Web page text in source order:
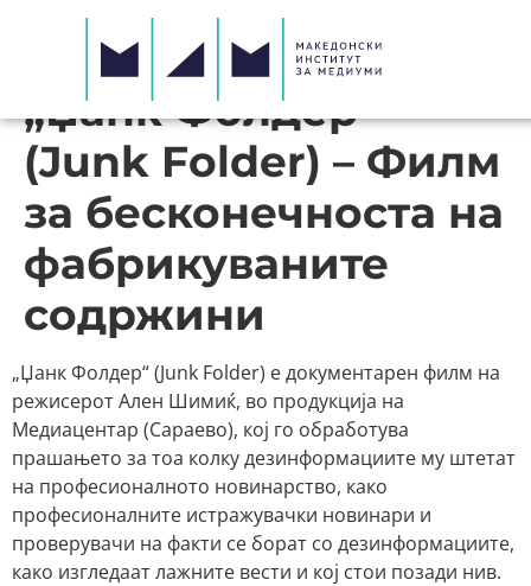
„Џанк Фолдер“
(Junk Folder) – Филм
за бесконечноста на
фабрикуваните
содржини
„Џанк Фолдер“ (Junk Folder) e документарен филм на
режисерот Ален Шимиќ, во продукција на
Медиацентар (Сараево), кој го обработува
прашањето за тоа колку дезинформациите му штетат
на професионалното новинарство, како
професионалните истражувачки новинари и
проверувачи на факти се борат со дезинформациите,
како изгледаат лажните вести и кој стои позади нив.